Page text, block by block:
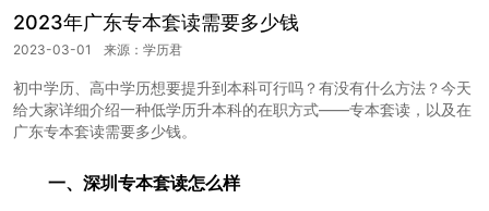
2023年广东专本套读需要多少钱
2023-03-01 来源：学历君
初中学历、高中学历想要提升到本科可行吗？有没有什么方法？今天
给大家详细介绍一种低学历升本科的在职方式——专本套读，以及在
广东专本套读需要多少钱。
一、深圳专本套读怎么样